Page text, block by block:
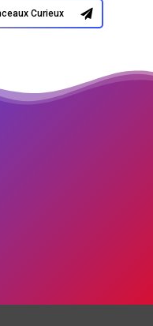
Curieux